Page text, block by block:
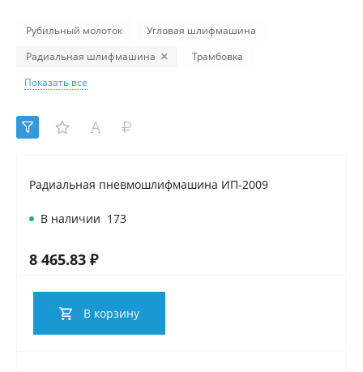
Рубильный молоток
Угловая шлифмашина
Радиальная шлифмашина
Трамбовка
Отбойный молоток
Сверлильная машина
Показать все
Радиальная пневмошлифмашина ИП-2009
В наличии 173
8 465.83 ₽
В корзину